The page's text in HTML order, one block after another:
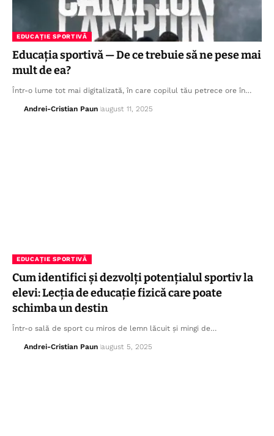
EDUCAȚIE SPORTIVĂ
Educația sportivă — De ce trebuie să ne pese mai
mult de ea?
Într-o lume tot mai digitalizată, în care copilul tău petrece ore în…
Andrei-Cristian Paun august 11, 2025
EDUCAȚIE SPORTIVĂ
Cum identifici și dezvolți potențialul sportiv la
elevi: Lecția de educație fizică care poate
schimba un destin
Într-o sală de sport cu miros de lemn lăcuit și mingi de…
Andrei-Cristian Paun august 5, 2025